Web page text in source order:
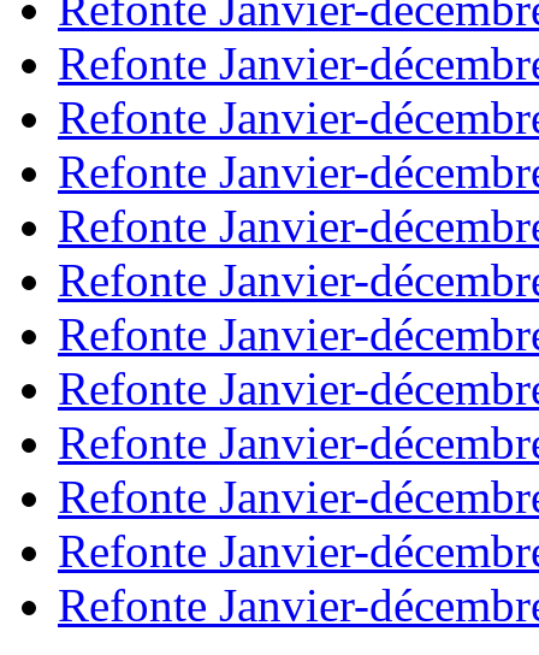
Refonte Janvier-
Refonte Janvier-
Refonte Janvier-
Refonte Janvier-
Refonte Janvier-
Refonte Janvier-
Refonte Janvier-
Refonte Janvier-
Refonte Janvier-
Refonte Janvier-
Refonte Janvier-